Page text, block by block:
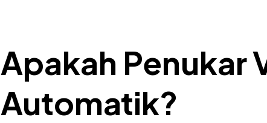
Apakah Penukar
Automatik?